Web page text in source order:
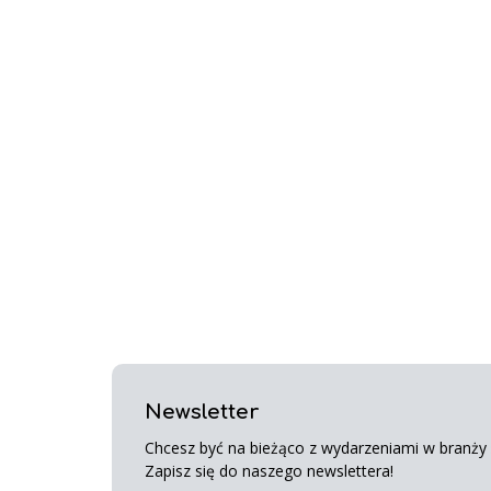
Newsletter
Chcesz być na bieżąco z wydarzeniami w
Zapisz się do naszego newslettera!